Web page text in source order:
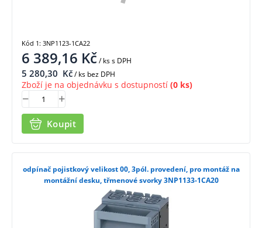
6 389,16 Kč/ kss DPH
5 280,30 Kč/ ks bez DPH
Zboží je na objednávku s dostupností (0 ks)
Koupit
Kód 1: 3NP1123-1CA22
odpínač pojistkový velikost 00, 3pól. provedení, pro montáž na
montážní desku, třmenové svorky 3NP1133-1CA20